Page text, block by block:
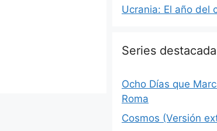
Ucrania: El año del
Series
Ocho Días que
Roma
Cosmos (Versión